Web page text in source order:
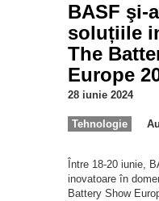
BASF şi-
soluțiile
The
Europe
28 iunie 2024
Tehnologie
Între 18-20 iunie,
inovatoare în
Battery Show